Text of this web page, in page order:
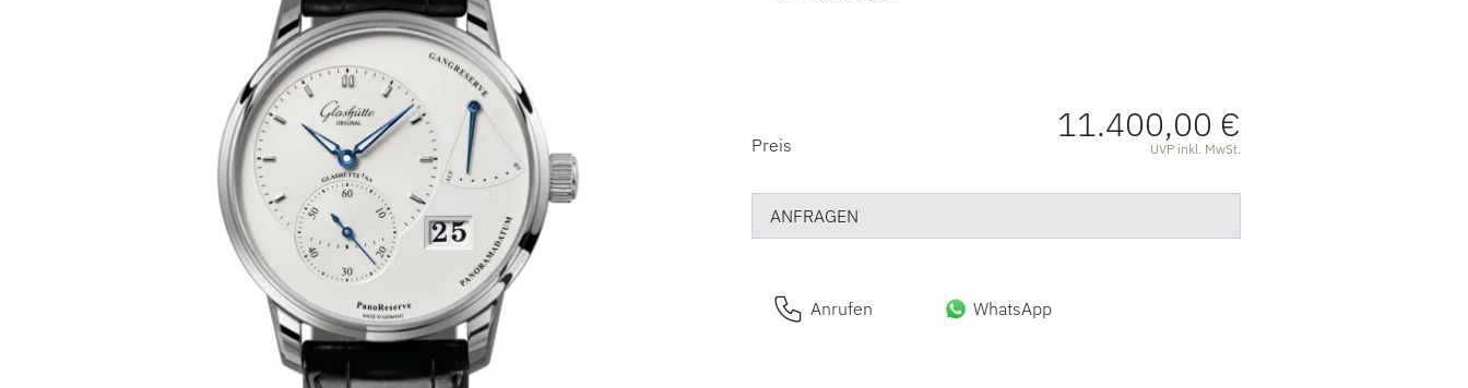
PREISINFORMATIONEN
Preis 11.400,00 €
UVP inkl. MwSt.
ANFRAGEN
Anrufen WhatsApp